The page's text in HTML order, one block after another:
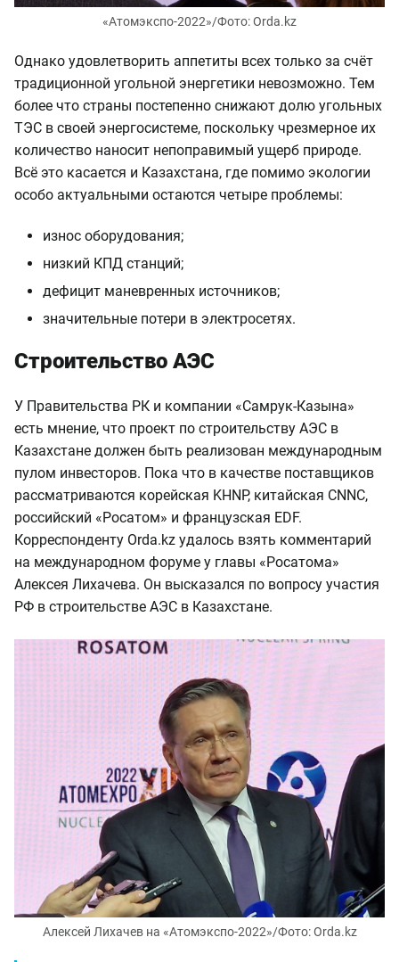
«Атомэкспо-2022»/Фото: Orda.kz
Однако удовлетворить аппетиты всех только за счёт
традиционной угольной энергетики невозможно. Тем
более что страны постепенно снижают долю угольных
ТЭС в своей энергосистеме, поскольку чрезмерное их
количество наносит непоправимый ущерб природе.
Всё это касается и Казахстана, где помимо экологии
особо актуальными остаются четыре проблемы:
износ оборудования;
низкий КПД станций;
дефицит маневренных источников;
значительные потери в электросетях.
Строительство АЭС
У Правительства РК и компании «Самрук-Казына»
есть мнение, что проект по строительству АЭС в
Казахстане должен быть реализован международным
пулом инвесторов. Пока что в качестве поставщиков
рассматриваются корейская KHNP, китайская CNNC,
российский «Росатом» и французская EDF.
Корреспонденту Orda.kz удалось взять комментарий
на международном форуме у главы «Росатома»
Алексея Лихачева. Он высказался по вопросу участия
РФ в строительстве АЭС в Казахстане.
Алексей Лихачев на «Атомэкспо-2022»/Фото: Orda.kz